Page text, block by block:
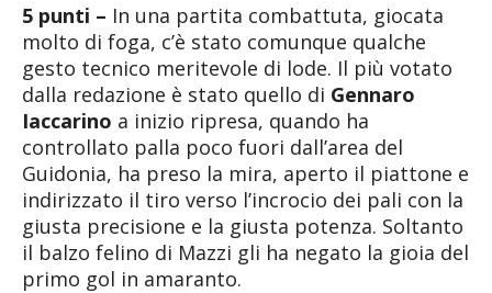
5 punti – In una partita combattuta, giocata
molto di foga, c’è stato comunque qualche
gesto tecnico meritevole di lode. Il più votato
dalla redazione è stato quello di Gennaro
Iaccarino a inizio ripresa, quando ha
controllato palla poco fuori dall’area del
Guidonia, ha preso la mira, aperto il piattone e
indirizzato il tiro verso l’incrocio dei pali con la
giusta precisione e la giusta potenza. Soltanto
il balzo felino di Mazzi gli ha negato la gioia del
primo gol in amaranto.